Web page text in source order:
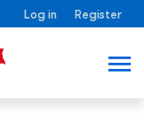
Log in Register